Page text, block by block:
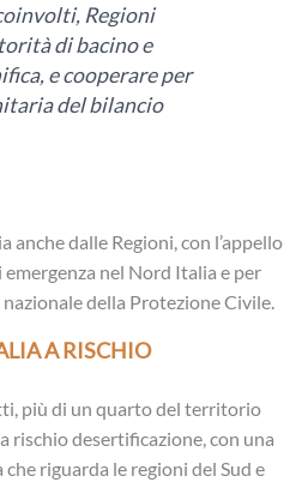
Regioni
di bacino e
e cooperare per
del bilancio
dalle Regioni, con l’appello
nel Nord Italia e per
della Protezione Civile.
A RISCHIO
più di un quarto del territorio
rischio desertificazione, con una
riguarda le regioni del Sud e